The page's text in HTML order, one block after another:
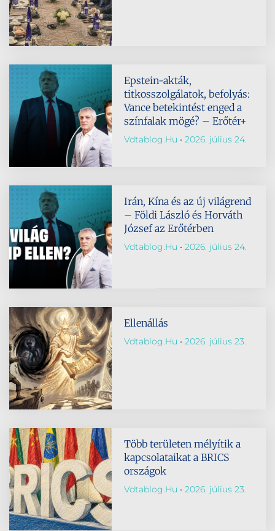
Epstein-akták,
titkosszolgálatok, befolyás:
Vance betekintést enged a
színfalak mögé? – Erőtér+
Vdtablog.hu 2026. július 24.
Irán, Kína és az új világrend
– Földi László és Horváth
József az Erőtérben
Vdtablog.hu 2026. július 24.
Ellenállás
Vdtablog.hu 2026. július 23.
Több területen mélyítik a
kapcsolataikat a BRICS
országok
Vdtablog.hu 2026. július 23.